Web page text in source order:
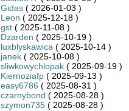
Gidas( 2026-01-03 )
Leon ( 2025-12-18 )
gst( 2025-11-08 )
Dzarden ( 2025-10-19 )
luxblyskawica ( 2025-10-14 )
janek( 2025-10-08 )
sliwkowychlopak( 2025-09-19 )
Kiernoziafp( 2025-09-13 )
easy6786 ( 2025-08-31 )
czarnybond ( 2025-08-28 )
szymon735( 2025-08-28 )